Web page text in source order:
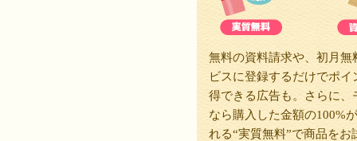
無料の資料請求や、初月無
ビスに登録するだけでポイ
得できる広告も。さらに、
なら購入した金額の100%
れる“実質無料”で商品をお